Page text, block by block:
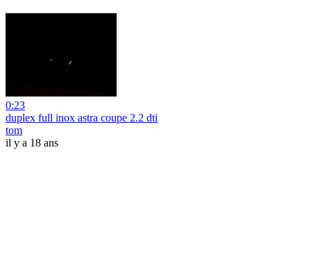
0:23
duplex full inox astra coupe 2.2 dti
tom
il y a 18 ans